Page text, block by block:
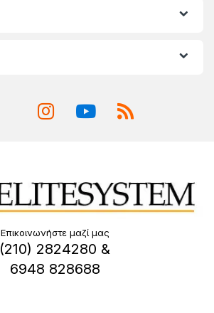
Επικοινωνήστε μαζί μας
(210) 2824280 &
6948 828688